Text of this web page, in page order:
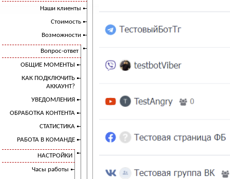
Наши клиенты
Стоимость
Возможности
Вопрос-ответ
ОБЩИЕ МОМЕНТЫ
КАК ПОДКЛЮЧИТЬ
АККАУНТ?
УВЕДОМЛЕНИЯ
ОБРАБОТКА КОНТЕНТА
СТАТИСТИКА
РАБОТА В КОМАНДЕ
НАСТРОЙКИ
Часы работы